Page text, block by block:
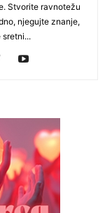
Stvorite ravnotežu
njegujte znanje,